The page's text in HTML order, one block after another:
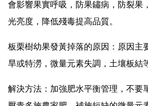
會影響果實呼吸，防果鏽病，防裂果
光亮度，降低殘毒提高品質。
板栗樹幼果發黃掉落的原因：原因主
旱或特澇，微量元素失調，土壤板結
解決方法：加強肥水平衡管理，不要